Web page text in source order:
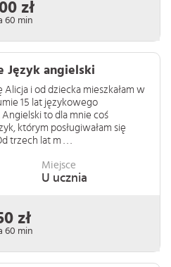
zł
60 min
Język angielski
Alicja i od dziecka mieszkałam w
15 lat językowego
to dla mnie coś
którym posługiwałam się
trzech lat m . . .
Miejsce
U ucznia
zł
60 min